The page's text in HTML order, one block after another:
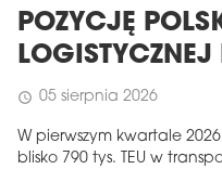
POZYCJĘ
LOGISTYCZNEJ
schedule 05 sierpnia 2026
W pierwszym kwartale
blisko 790 tys. TEU w